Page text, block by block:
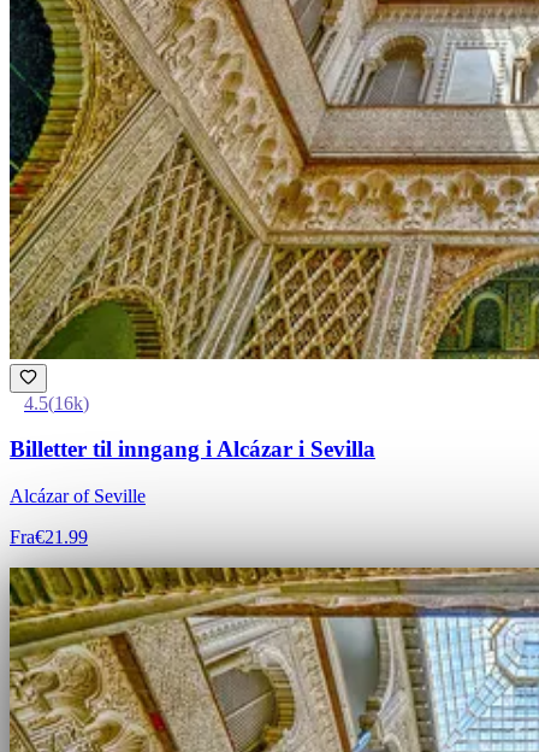
4.5(16k)
Billetter til inngang i Alcázar i Sevilla
Alcázar of Seville
Fra€21.99